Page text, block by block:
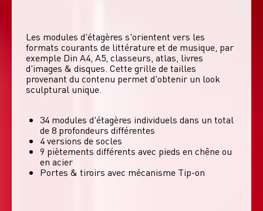
Les modules d'étagères s'orientent vers les
formats courants de littérature et de musique, par
exemple Din A4, A5, classeurs, atlas, livres
d'images & disques. Cette grille de tailles
provenant du contenu permet d'obtenir un look
sculptural unique.
34 modules d'étagères individuels dans un total
de 8 profondeurs différentes
4 versions de socles
9 piètements différents avec pieds en chêne ou
en acier
Portes & tiroirs avec mécanisme Tip-on